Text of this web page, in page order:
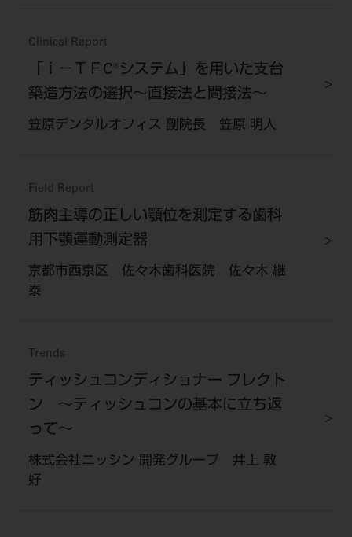
Clinical Report
「ｉ－ＴＦC®システム」を用いた支台
築造方法の選択～直接法と間接法～
笠原デンタルオフィス 副院長 笠原 明人
Field Report
筋肉主導の正しい顎位を測定する歯科
用下顎運動測定器
京都市西京区 佐々木歯科医院 佐々木 継
泰
Trends
ティッシュコンディショナー フレクト
ン ～ティッシュコンの基本に立ち返
って～
株式会社ニッシン 開発グループ 井上 敦
好